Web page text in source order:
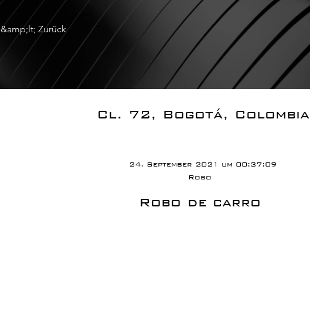
&amp;lt; Zurück
Cl. 72, Bogotá, Colombia
24. September 2021 um 00:37:09
Robo
Robo de carro